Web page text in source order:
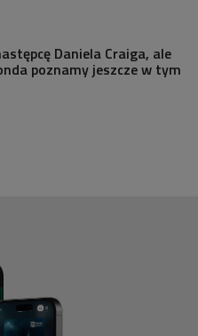
Daniela Craiga, ale
poznamy jeszcze w tym